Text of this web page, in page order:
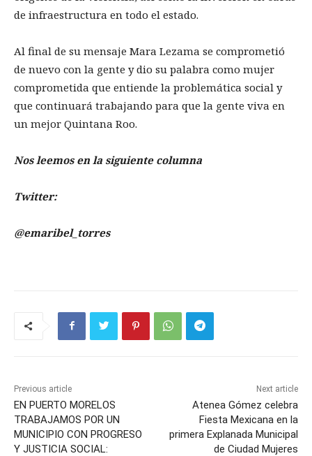
de infraestructura en todo el estado.
Al final de su mensaje Mara Lezama se comprometió
de nuevo con la gente y dio su palabra como mujer
comprometida que entiende la problemática social y
que continuará trabajando para que la gente viva en
un mejor Quintana Roo.
Nos leemos en la siguiente columna
Twitter:
@emaribel_torres
Previous article
EN PUERTO MORELOS
TRABAJAMOS POR UN
MUNICIPIO CON PROGRESO
Y JUSTICIA SOCIAL:
Next article
Atenea Gómez celebra
Fiesta Mexicana en la
primera Explanada Municipal
de Ciudad Mujeres